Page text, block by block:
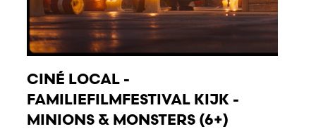
CINÉ LOCAL -
FAMILIEFILMFESTIVAL KIJK -
MINIONS & MONSTERS (6+)